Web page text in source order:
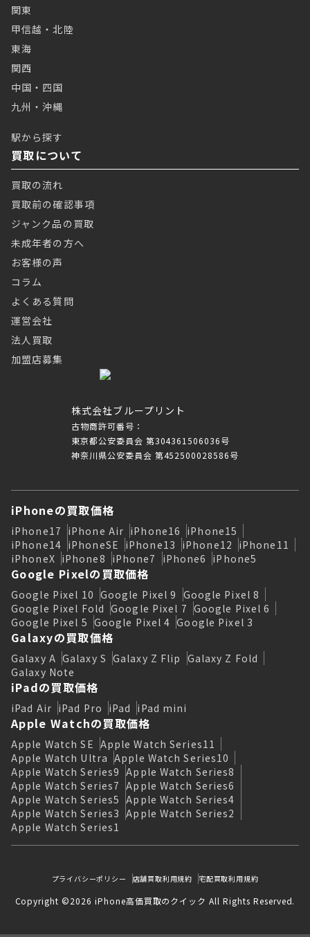
株式会社ブループリント
古物商許可番号：
東京都公安委員会 第304361506036号
神奈川県公安委員会 第452500028586号
関東
甲信越・北陸
東海
関西
中国・四国
九州・沖縄
駅から探す
買取について
買取の流れ
買取前の確認事項
ジャンク品の買取
未成年者の方へ
お客様の声
コラム
よくある質問
運営会社
法人買取
加盟店募集
iPhoneの買取価格
iPhone17 iPhone Air iPhone16 iPhone15
iPhone14 iPhoneSE iPhone13 iPhone12 iPhone11
iPhoneX iPhone8 iPhone7 iPhone6 iPhone5
Google Pixelの買取価格
Google Pixel 10 Google Pixel 9 Google Pixel 8
Google Pixel Fold Google Pixel 7 Google Pixel 6
Google Pixel 5 Google Pixel 4 Google Pixel 3
Galaxyの買取価格
Galaxy A Galaxy S Galaxy Z Flip Galaxy Z Fold
Galaxy Note
iPadの買取価格
iPad Air iPad Pro iPad iPad mini
Apple Watchの買取価格
Apple Watch SE Apple Watch Series11
Apple Watch Ultra Apple Watch Series10
Apple Watch Series9 Apple Watch Series8
Apple Watch Series7 Apple Watch Series6
Apple Watch Series5 Apple Watch Series4
Apple Watch Series3 Apple Watch Series2
Apple Watch Series1
プライバシーポリシー 店舗買取利用規約 宅配買取利用規約
Copyright ©2026 iPhone高価買取のクイック All Rights Reserved.